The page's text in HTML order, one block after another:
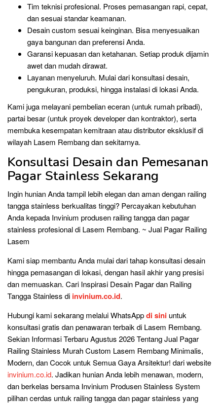
Tim teknisi profesional. Proses pemasangan rapi, cepat,
dan sesuai standar keamanan.
Desain custom sesuai keinginan. Bisa menyesuaikan
gaya bangunan dan preferensi Anda.
Garansi kepuasan dan ketahanan. Setiap produk dijamin
awet dan mudah dirawat.
Layanan menyeluruh. Mulai dari konsultasi desain,
pengukuran, produksi, hingga instalasi di lokasi Anda.
Kami juga melayani pembelian eceran (untuk rumah pribadi),
partai besar (untuk proyek developer dan kontraktor), serta
membuka kesempatan kemitraan atau distributor eksklusif di
wilayah Lasem Rembang dan sekitarnya.
Konsultasi Desain dan Pemesanan
Pagar Stainless Sekarang
Ingin hunian Anda tampil lebih elegan dan aman dengan railing
tangga stainless berkualitas tinggi? Percayakan kebutuhan
Anda kepada Invinium produsen railing tangga dan pagar
stainless profesional di Lasem Rembang. ~ Jual Pagar Railing
Lasem
Kami siap membantu Anda mulai dari tahap konsultasi desain
hingga pemasangan di lokasi, dengan hasil akhir yang presisi
dan memuaskan. Cari Inspirasi Desain Pagar dan Railing
Tangga Stainless di invinium.co.id.
Hubungi kami sekarang melalui WhatsAppdi sini untuk
konsultasi gratis dan penawaran terbaik di Lasem Rembang.
Sekian Informasi Terbaru Agustus 2026 Tentang Jual Pagar
Railing Stainless Murah Custom Lasem Rembang Minimalis,
Modern, dan Cocok untuk Semua Gaya Arsitektur! dari website
invinium.co.id. Jadikan hunian Anda lebih menawan, modern,
dan berkelas bersama Invinium Produsen Stainless System
pilihan cerdas untuk railing tangga dan pagar stainless yang